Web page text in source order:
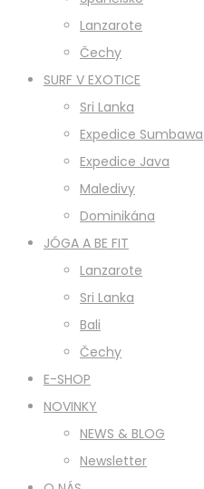
Lanzarote
Čechy
SURF V EXOTICE
Sri Lanka
Expedice Sumbawa
Expedice Java
Maledivy
Dominikána
JÓGA A BE FIT
Lanzarote
Sri Lanka
Bali
Čechy
E-SHOP
NOVINKY
NEWS & BLOG
Newsletter